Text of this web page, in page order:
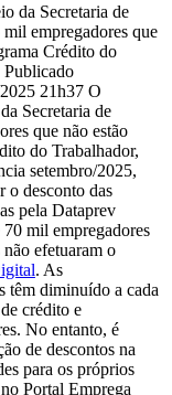
da Secretaria de
empregadores que
Crédito do
Publicado
21h37 O
Secretaria de
que não estão
do Trabalhador,
setembro/2025,
o desconto das
pela Dataprev
mil empregadores
efetuaram o
. As
têm diminuído a cada
crédito e
No entanto, é
de descontos na
para os próprios
Portal Emprega